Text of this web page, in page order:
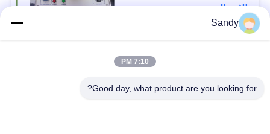
الاتصال
Sandy
7:10 PM
Good day, what product are you looking for?